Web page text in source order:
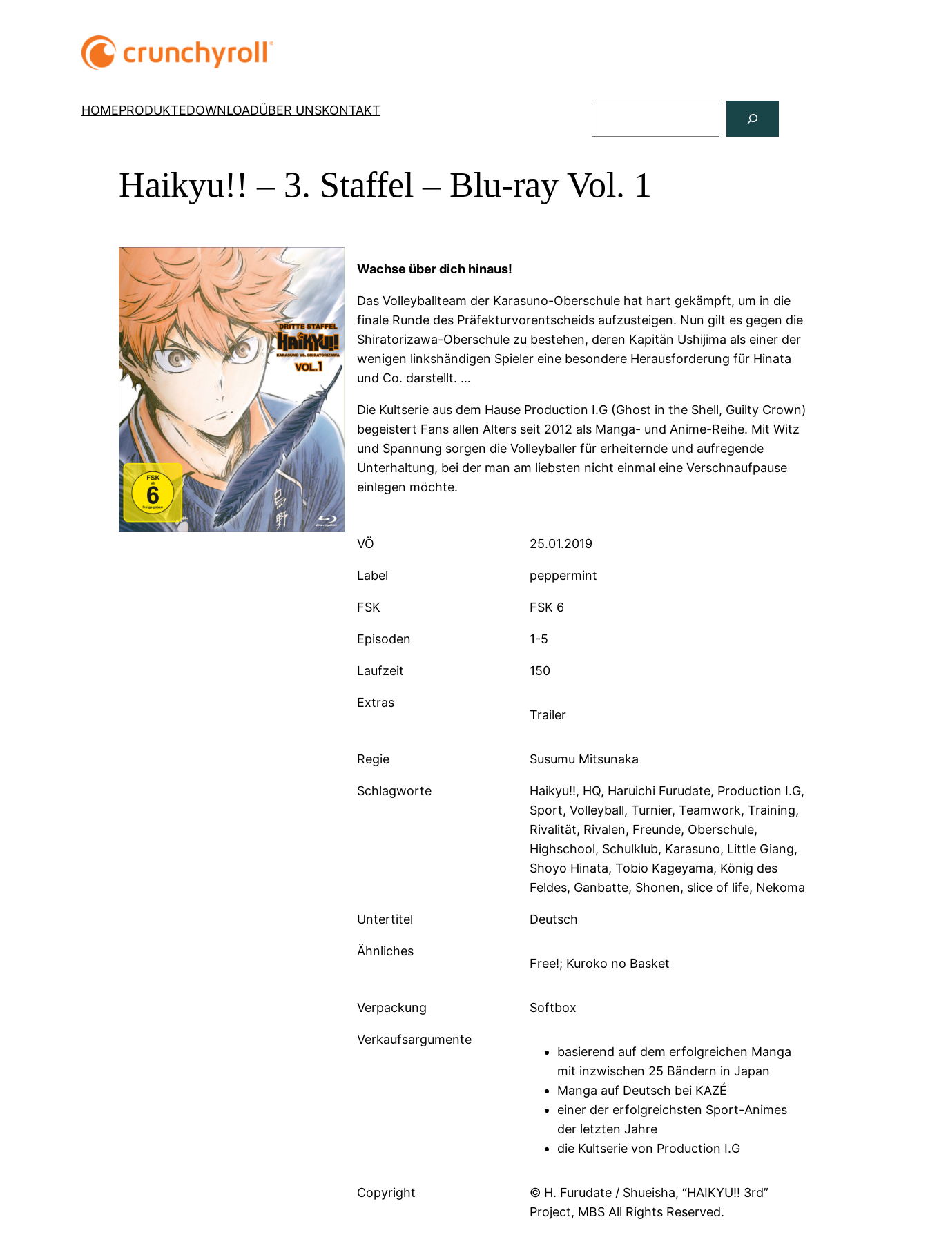
HOMEPRODUKTEDOWNLOADÜBER UNSKONTAKT
e
Haikyu!! – 3. Staffel – Blu-ray Vol. 1
Wachse über dich hinaus!
Das Volleyballteam der Karasuno-Oberschule hat hart gekämpft, um in die
finale Runde des Präfekturvorentscheids aufzusteigen. Nun gilt es gegen die
Shiratorizawa-Oberschule zu bestehen, deren Kapitän Ushijima als einer der
wenigen linkshändigen Spieler eine besondere Herausforderung für Hinata
und Co. darstellt. …
Die Kultserie aus dem Hause Production I.G (Ghost in the Shell, Guilty Crown)
begeistert Fans allen Alters seit 2012 als Manga- und Anime-Reihe. Mit Witz
und Spannung sorgen die Volleyballer für erheiternde und aufregende
Unterhaltung, bei der man am liebsten nicht einmal eine Verschnaufpause
einlegen möchte.
VÖ 25.01.2019
Label peppermint
FSK FSK 6
Episoden 1-5
Laufzeit 150
Extras
Trailer
Regie Susumu Mitsunaka
Schlagworte
Haikyu!!, HQ, Haruichi Furudate, Production I.G,
Sport, Volleyball, Turnier, Teamwork, Training,
Rivalität, Rivalen, Freunde, Oberschule,
Highschool, Schulklub, Karasuno, Little Giang,
Shoyo Hinata, Tobio Kageyama, König des
Feldes, Ganbatte, Shonen, slice of life, Nekoma
Untertitel Deutsch
Ähnliches
Free!; Kuroko no Basket
Verpackung Softbox
Verkaufsargumente
basierend auf dem erfolgreichen Manga
mit inzwischen 25 Bändern in Japan
Manga auf Deutsch bei KAZÉ
einer der erfolgreichsten Sport-Animes
der letzten Jahre
die Kultserie von Production I.G
Copyright
© H. Furudate / Shueisha, “HAIKYU!! 3rd”
Project, MBS All Rights Reserved.